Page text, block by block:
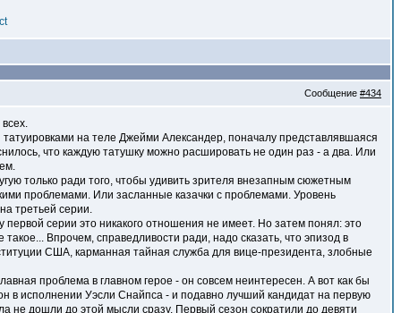
Сообщение #434
на теле Джейми Александер, поначалу представлявшаяся
что каждую татушку можно расшировать не один раз - а два. Или
только ради того, чтобы удивить зрителя внезапным сюжетным
проблемами. Или засланные казачки с проблемами. Уровень
третьей серии.
серии это никакого отношения не имеет. Но затем понял: это
Впрочем, справедливости ради, надо сказать, что эпизод в
США, карманная тайная служба для вице-президента, злобные
проблема в главном герое - он совсем неинтересен. А вот как бы
в исполнении Уэсли Снайпса - и подавно лучший кандидат на первую
не дошли до этой мысли сразу. Первый сезон сократили до девяти